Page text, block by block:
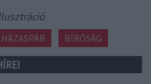
HÁZASPÁR BÍRÓSÁG